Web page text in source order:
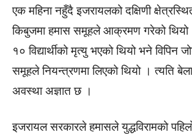
एक महिना नहुँदै इजरायलको दक्षिणी
किबुजमा हमास समूहले आक्रमण गरेको
१० विद्यार्थीको मृत्यु भएको थियो भने विपिन
समूहले नियन्त्रणमा लिएको थियो । त्यति
अवस्था अज्ञात छ ।
इजरायल सरकारले हमासले युद्धविरामको